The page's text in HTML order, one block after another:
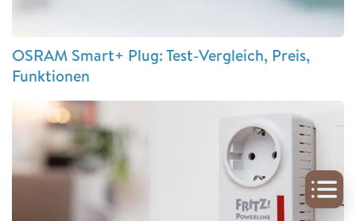
OSRAM Smart+ Plug: Test-Vergleich, Preis,
Funktionen